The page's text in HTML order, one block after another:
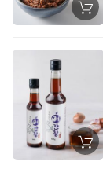
장
바
에
장
바